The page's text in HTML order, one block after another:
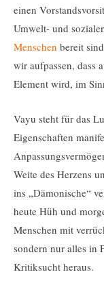
einen
Umwelt- und
Menschen bereit
wir aufpassen, dass
Element wird, im
Vayu steht für das
Eigenschaften
Weite des Herzens
ins „Dämonische“
heute Hüh und
Menschen mit
sondern nur alles in
Kritiksucht heraus.